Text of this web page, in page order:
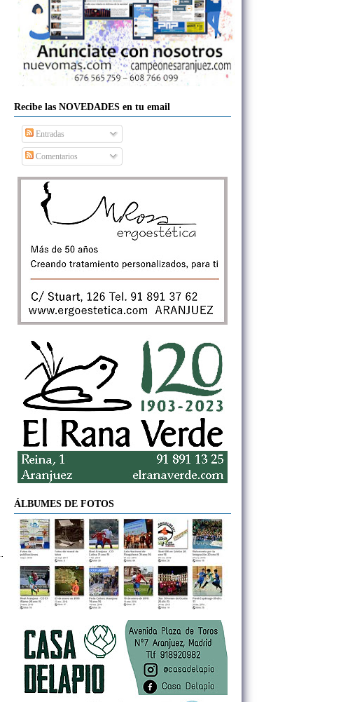
Recibe las NOVEDADES en tu email
Entradas
Comentarios
ÁLBUMES DE FOTOS